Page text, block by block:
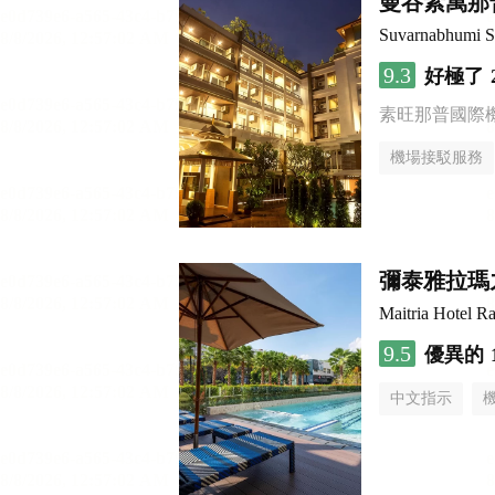
Suvarnabhumi
9.3 好極了
素旺那普國際
機場接駁服務
彌泰雅拉瑪
Maitria Hotel
9.5 優異的
中文指示